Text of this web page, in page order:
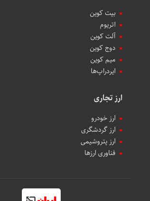
بیت کوین
اتریوم
آلت کوین
دوج کوین
میم کوین‌
ایردراپ‌ها
ارز تجاری
ارز خودرو
ارز گردشگری
ارز پتروشیمی
فناوری ارزها